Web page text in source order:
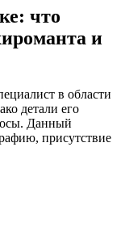
что
и
в области
детали его
Данный
присутствие